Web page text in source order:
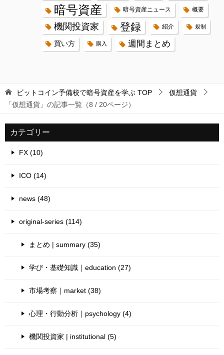
暗号資産 暗号資産ニュース 概要
機関投資家 登録 紹介 規制
買い方 購入 週間まとめ
ビットコイン予備校で暗号資産を学ぶ TOP
仮想通貨
「仮想通貨」の記事一覧（8 / 20ページ）
カテゴリー
FX (10)
ICO (14)
news (48)
original-series (114)
まとめ | summary (35)
学び・基礎知識｜education (27)
市場考察｜market (38)
心理・行動分析｜psychology (4)
機関投資家 | institutional (5)